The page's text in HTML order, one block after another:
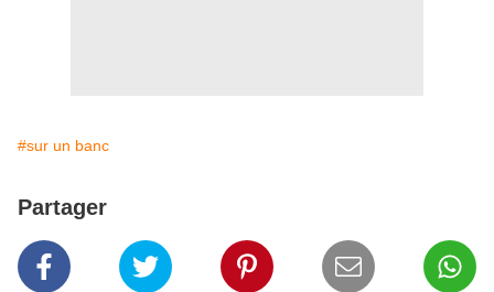
#sur un banc
Partager